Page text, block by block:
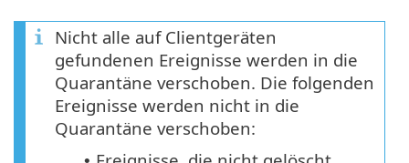
Nicht alle auf Clientgeräten
gefundenen Ereignisse werden in die
Quarantäne verschoben. Die folgenden
Ereignisse werden nicht in die
Quarantäne verschoben: